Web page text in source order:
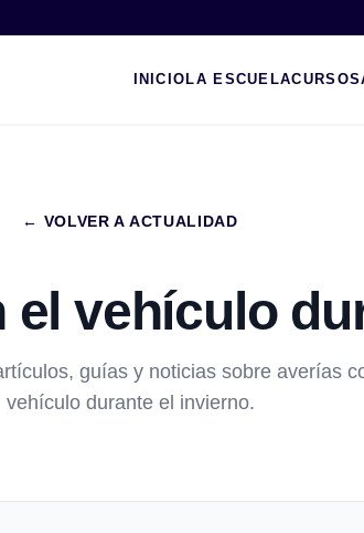
INICIO LA ESCUELACURSOS
← VOLVER A ACTUALIDAD
vehículo
guías y noticias sobre averías
vehículo durante el invierno.